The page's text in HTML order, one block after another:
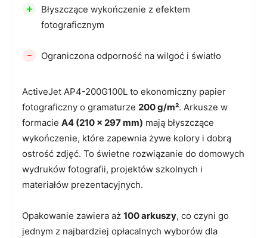
ActiveJet AP4-200G100L to ekonomiczny papier
fotograficzny o gramaturze 200 g/m². Arkusze w
formacie A4 (210 x 297 mm) mają błyszczące
wykończenie, które zapewnia żywe kolory i dobrą
ostrość zdjęć. To świetne rozwiązanie do domowych
wydruków fotografii, projektów szkolnych i
materiałów prezentacyjnych.
Opakowanie zawiera aż 100 arkuszy, co czyni go
jednym z najbardziej opłacalnych wyborów dla
+
Błyszczące wykończenie z efektem
fotograficznym
- Ograniczona odporność na wilgoć i światło